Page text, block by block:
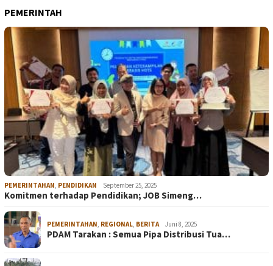
PEMERINTAH
PEMERINTAHAN, PENDIDIKAN September 25, 2025
Komitmen terhadap Pendidikan; JOB Simeng…
PEMERINTAHAN, REGIONAL, BERITA Juni 8, 2025
PDAM Tarakan : Semua Pipa Distribusi Tua…